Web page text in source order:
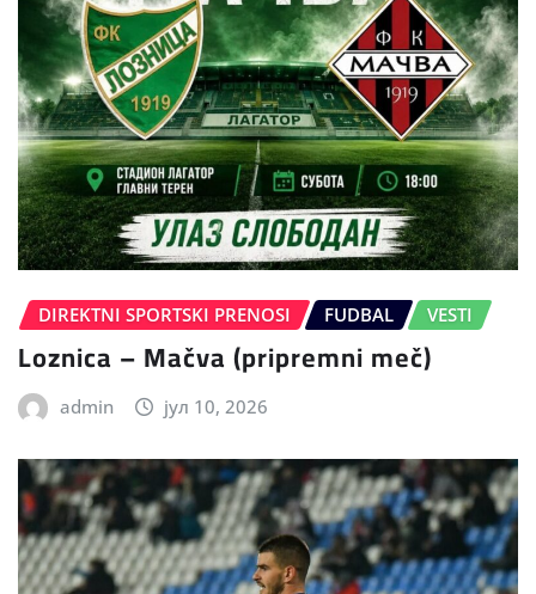
DIREKTNI SPORTSKI PRENOSI FUDBAL VESTI
Loznica – Mačva (pripremni meč)
admin јул 10, 2026